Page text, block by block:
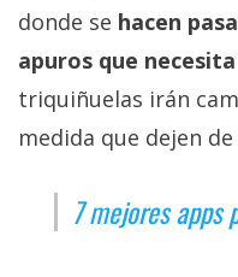
donde se hacen
apuros que
triquiñuelas irán
medida que dejen
7 mejores apps